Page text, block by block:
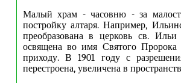
Малый храм - часовню - за
постройку алтаря. Например,
преобразована в церковь св.
освящена во имя Святого
приходу. В 1901 году с
перестроена, увеличена в